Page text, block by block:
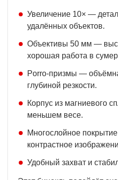
Увеличение 10× —
удалённых объектов.
Объективы 50 мм —
хорошая работа в
Porro-призмы —
глубиной резкости.
Корпус из магниевого
меньшем весе.
Многослойное
контрастное
Удобный захват и